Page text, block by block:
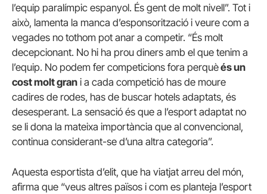
l’equip paralímpic espanyol. És gent de molt nivell”. Tot i
això, lamenta la manca d’esponsorització i veure com a
vegades no tothom pot anar a competir. “És molt
decepcionant. No hi ha prou diners amb el que tenim a
l’equip. No podem fer competicions fora perquèés un
cost molt gran i a cada competició has de moure
cadires de rodes, has de buscar hotels adaptats, és
desesperant. La sensació és que a l’esport adaptat no
se li dona la mateixa importància que al convencional,
continua considerant-se d’una altra categoria”.
Aquesta esportista d’elit, que ha viatjat arreu del món,
afirma que “veus altres països i com es planteja l’esport